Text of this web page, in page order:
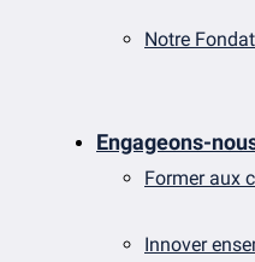
Notre
Engageons-
Former aux
Innover